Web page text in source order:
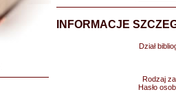
INFORMACJE
Dział
Rodzaj
Hasło